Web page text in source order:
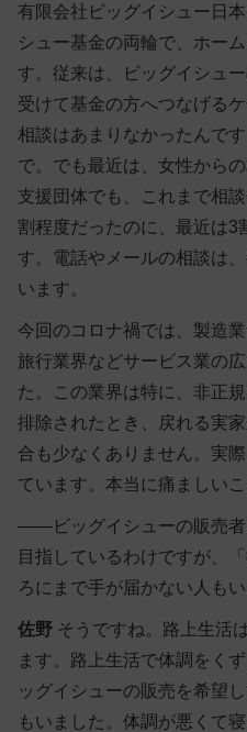
有限会社ビッグイシュー日
シュー基金の両輪で、ホー
す。従来は、ビッグイシュ
受けて基金の方へつなげる
相談はあまりなかったんで
で。でも最近は、女性から
支援団体でも、これまで相
割程度だったのに、最近は3
す。電話やメールの相談は
います。
今回のコロナ禍では、製造
旅行業界などサービス業の
た。この業界は特に、非正
排除されたとき、戻れる実
合も少なくありません。実
ています。本当に痛ましいこ
――ビッグイシューの販売者
目指しているわけですが、
ろにまで手が届かない人もい
佐野 そうですね。路上生活
ます。路上生活で体調をく
ッグイシューの販売を希望
もいました。体調が悪くて